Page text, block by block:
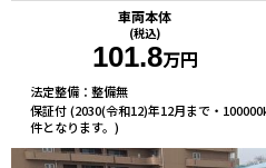
車両本体
(税込)
101.8万円
法定整備：整備無
保証付 (2030(令和12)年12月まで・
件となります。)